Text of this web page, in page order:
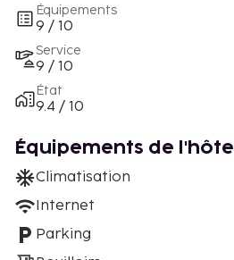
Équipements
9 / 10
Service
9 / 10
État
9.4 / 10
Équipements de l'hôtel
Climatisation
Internet
Parking